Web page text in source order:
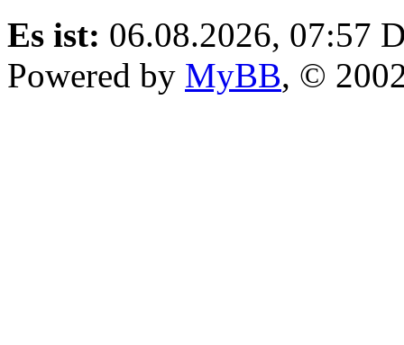
Es ist: 06.08.2026, 07:57
Powered by MyBB, ©